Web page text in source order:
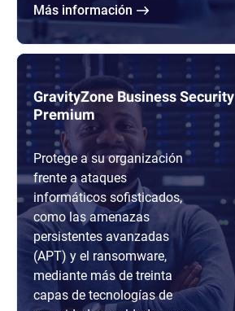
Más información
GravityZone Business Security
Premium
Protege a su organización
frente a ataques
informáticos sofisticados,
como las amenazas
persistentes avanzadas
(APT) y el ransomware,
mediante más de treinta
capas de tecnologías de